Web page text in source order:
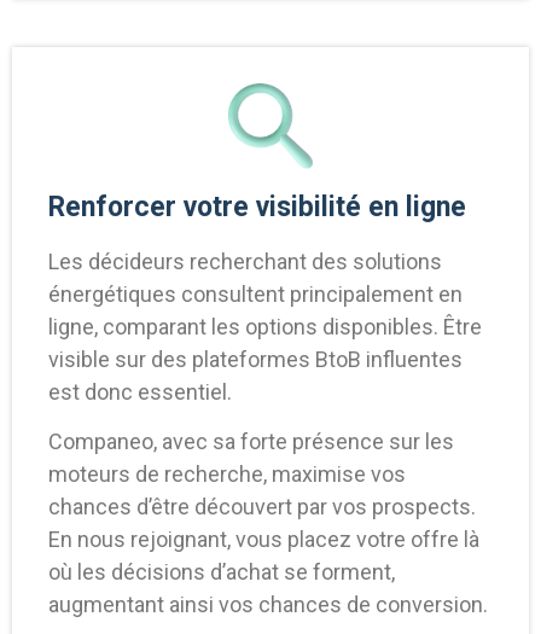
Renforcer votre visibilité en ligne
Les décideurs recherchant des solutions
énergétiques consultent principalement en
ligne, comparant les options disponibles. Être
visible sur des plateformes BtoB influentes
est donc essentiel.
Companeo, avec sa forte présence sur les
moteurs de recherche, maximise vos
chances d’être découvert par vos prospects.
En nous rejoignant, vous placez votre offre là
où les décisions d’achat se forment,
augmentant ainsi vos chances de conversion.